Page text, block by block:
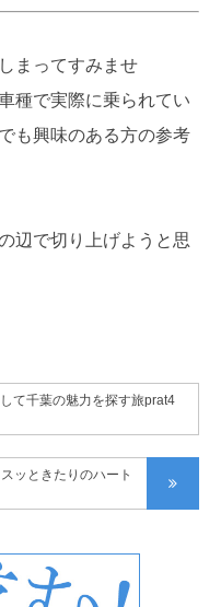
まってすみませ
種で実際に乗られてい
も興味のある方の参考
辺で切り上げようと思
て千葉の魅力を探す旅prat4
ッときたりのハート